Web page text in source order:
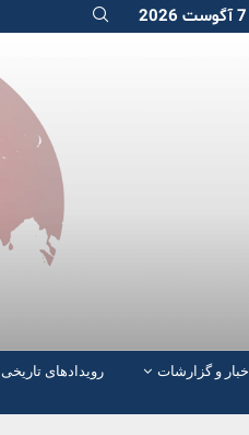
اخبار و گزارشات رویدادهای تاریخی